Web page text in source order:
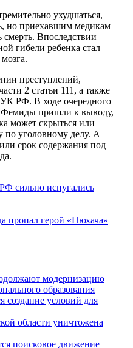
ухудшаться,
но приехавшим медикам
смерть. Впоследствии
гибели ребенка стал
преступлений,
2 статьи 111, а также
УК РФ. В ходе очередного
Фемиды пришли к выводу,
может скрыться или
по уголовному делу. А
срок содержания под
сильно испугались
пропал герой «Нюхача»
модернизацию
образования
создание условий для
области уничтожена
поисковое движение